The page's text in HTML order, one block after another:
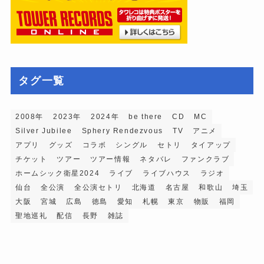
タグ一覧
2008年 2023年 2024年 be there CD
MC
Silver Jubilee
Sphery Rendezvous TV
アニメ
アプリ
グッズ コラボ シングル セトリ
タイアップ
チケット
ツアー ツアー情報 ネタバレ
ファンクラブ
ホームシック衛星2024
ライブ ライブハウス
ラジオ
仙台
全公演 全公演セトリ 北海道 名古屋 和歌山
埼玉
大阪
宮城 広島 徳島 愛知 札幌 東京 物販
福岡
聖地巡礼
配信 長野 雑誌